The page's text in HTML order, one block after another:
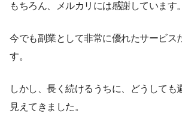
もちろん、メルカリには感謝しています。
今でも副業として非常に優れたサービス
す。
しかし、長く続けるうちに、どうしても
見えてきました。